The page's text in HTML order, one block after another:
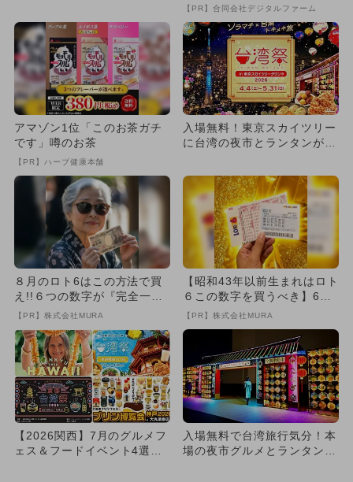
【PR】合同会社デジタルファーム
アマゾン1位「このお茶ガチ
です」噂のお茶
【PR】ハーブ健康本舗
入場無料！東京スカイツリー
に台湾の夜市とランタンが登
８月のロト6はこの方法で買
え!!６つの数字が『完全一
致』する方法
【PR】株式会社MURA
【昭和43年以前生まれはロト
６この数字を買うべき】6つ
の数字が「完全一致」する
方...
【PR】株式会社MURA
【2026関西】7月のグルメフ
ェス＆フードイベント4選！
入場無料で台湾旅行気分！本
場の夜市グルメとランタンを